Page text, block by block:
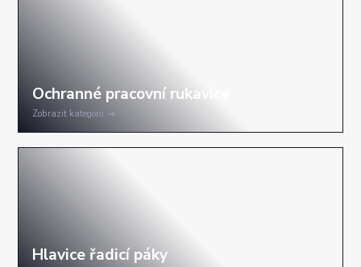
Zobrazit kategorii